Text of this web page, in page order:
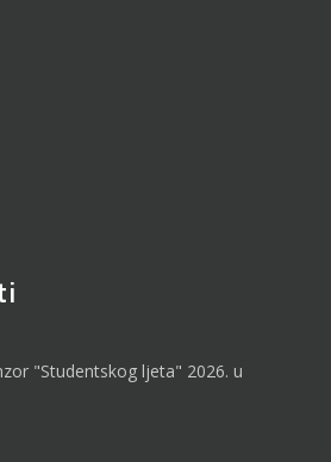
"Studentskog ljeta" 2026. u